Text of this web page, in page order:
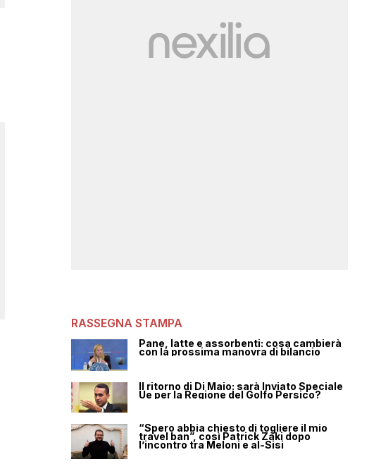
RASSEGNA STAMPA
Pane, latte e assorbenti: cosa cambierà
con la prossima manovra di bilancio
Il ritorno di Di Maio: sarà Inviato Speciale
Ue per la Regione del Golfo Persico?
“Spero abbia chiesto di togliere il mio
travel ban”, così Patrick Zaki dopo
l’incontro tra Meloni e al-Sisi